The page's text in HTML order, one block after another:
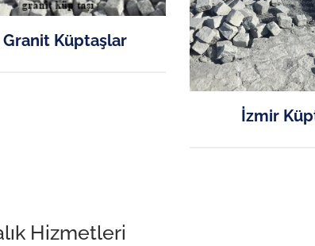
Granit Küptaşlar
İzmir
Hizmetleri